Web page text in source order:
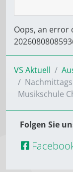
Oops, an error
VS Aktuell
Musikschule
Folgen Sie